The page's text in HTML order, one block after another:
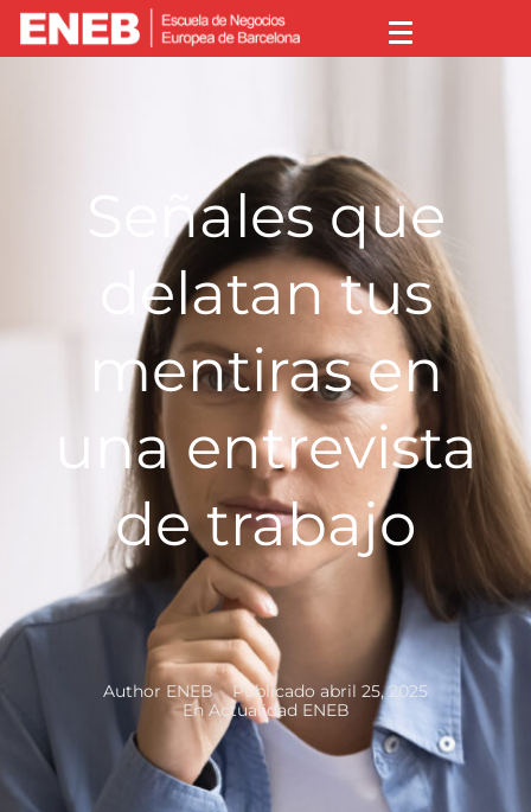
Señales que
delatan tus
mentiras en
una entrevista
de trabajo
Author ENEB Publicado abril 25, 2025
En Actualidad ENEB